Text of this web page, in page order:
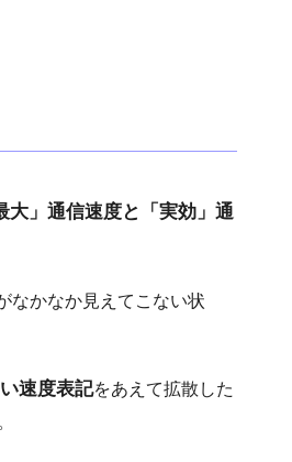
大」通信速度と「実効」通
なかなか見えてこない状
速度表記をあえて拡散した